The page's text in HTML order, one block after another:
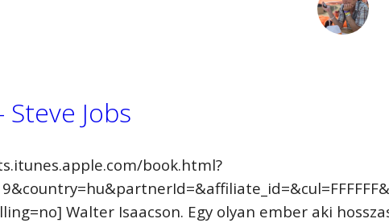
Jobs
book.html?
Walter Isaacson. Egy olyan ember aki